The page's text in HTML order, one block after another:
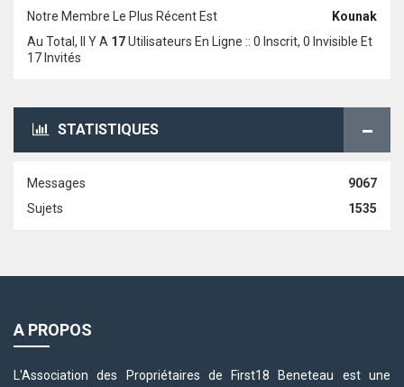
Notre Membre Le Plus Récent Est
Kounak
Au Total, Il Y A 17Utilisateurs En Ligne :: 0 Inscrit, 0 Invisible Et
17 Invités
STATISTIQUES
9067
Messages
1535
Sujets
A PROPOS
L'Association des Propriétaires de First18 Beneteau est une